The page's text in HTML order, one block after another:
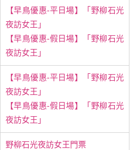
【早鳥優惠-平日場】「野柳石光
夜訪女王」
【早鳥優惠-假日場】「野柳石光
夜訪女王」
【早鳥優惠-平日場】「野柳石光
夜訪女王」
【早鳥優惠-假日場】「野柳石光
夜訪女王」
野柳石光夜訪女王門票